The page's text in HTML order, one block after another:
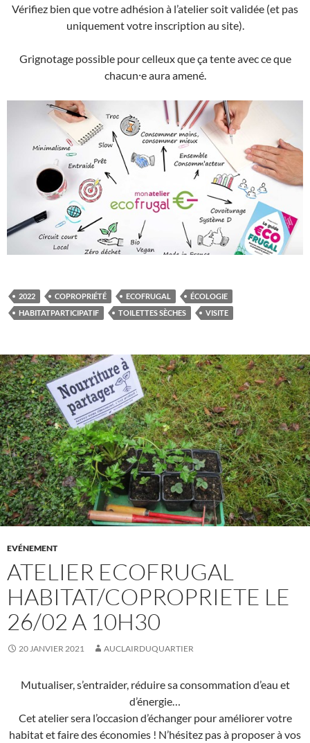
Vérifiez bien que votre adhésion à l’atelier soit validée (et pas
uniquement votre inscription au site).
Grignotage possible pour celleux que ça tente avec ce que
chacun⸱e aura amené.
2022 COPROPRIÉTÉ ECOFRUGAL
ÉCOLOGIE
HABITATPARTICIPATIF
TOILETTES SÈCHES VISITE
EVÉNEMENT
ATELIER ECOFRUGAL
HABITAT/COPROPRIETE LE
26/02 A 10H30
20 JANVIER 2021 AUCLAIRDUQUARTIER
Mutualiser, s’entraider, réduire sa consommation d’eau et
d’énergie…
Cet atelier sera l’occasion d’échanger pour améliorer votre
habitat et faire des économies ! N’hésitez pas à proposer à vos